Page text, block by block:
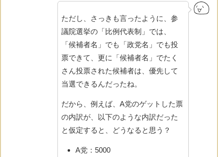
ただし、さっきも言ったように、参
議院選挙の「比例代表制」では、
「候補者名」でも「政党名」でも投
票できて、更に「候補者名」でたく
さん投票された候補者は、優先して
当選できるんだったね。
だから、例えば、A党のゲットした票
の内訳が、以下のような内訳だった
と仮定すると、どうなると思う？
A党：5000